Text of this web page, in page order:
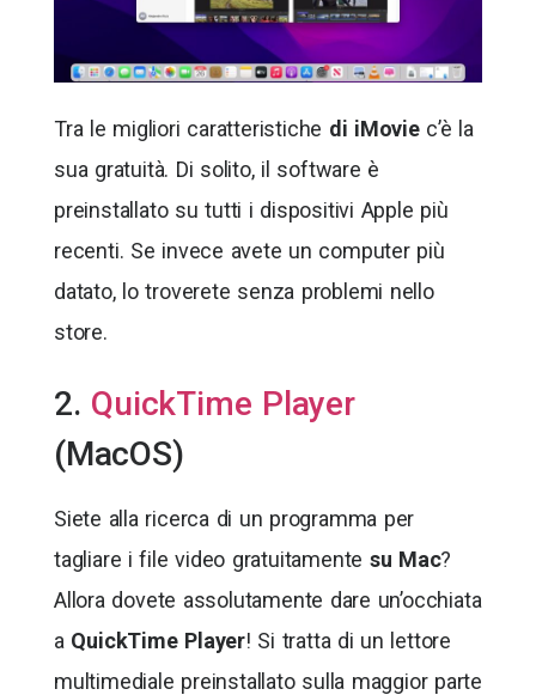
Tra le migliori caratteristiche di iMoviec’è la
sua gratuità. Di solito, il software è
preinstallato su tutti i dispositivi Apple più
recenti. Se invece avete un computer più
datato, lo troverete senza problemi nello
store.
2. QuickTime Player
(MacOS)
Siete alla ricerca di un programma per
tagliare i file video gratuitamente su Mac?
Allora dovete assolutamente dare un’occhiata
a QuickTime Player! Si tratta di un lettore
multimediale preinstallato sulla maggior parte